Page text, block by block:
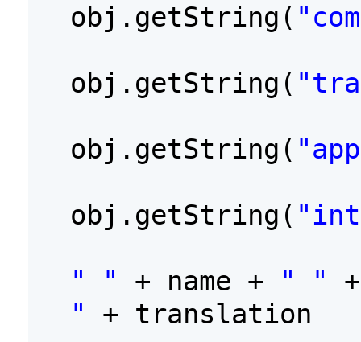
obj.getString(
obj.getString(
obj.getString(
obj.getString(
" " + name + " "
"
+ translation